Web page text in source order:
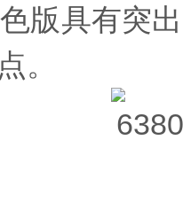
具有突出
。